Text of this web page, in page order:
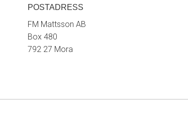
POSTADRESS
FM Mattsson AB
Box 480
792 27 Mora